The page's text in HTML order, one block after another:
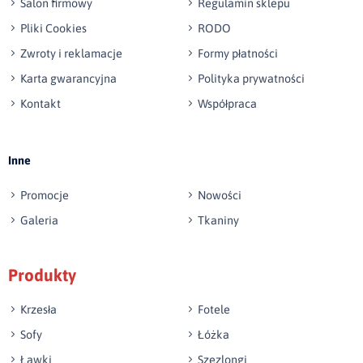
Wyślij opinię
Salon firmowy
Regulamin sklepu
Pliki Cookies
RODO
Zwroty i reklamacje
Formy płatności
Karta gwarancyjna
Polityka prywatności
Kontakt
Współpraca
Inne
Promocje
Nowości
Galeria
Tkaniny
Produkty
Krzesła
Fotele
Sofy
Łóżka
Ławki
Szezlongi